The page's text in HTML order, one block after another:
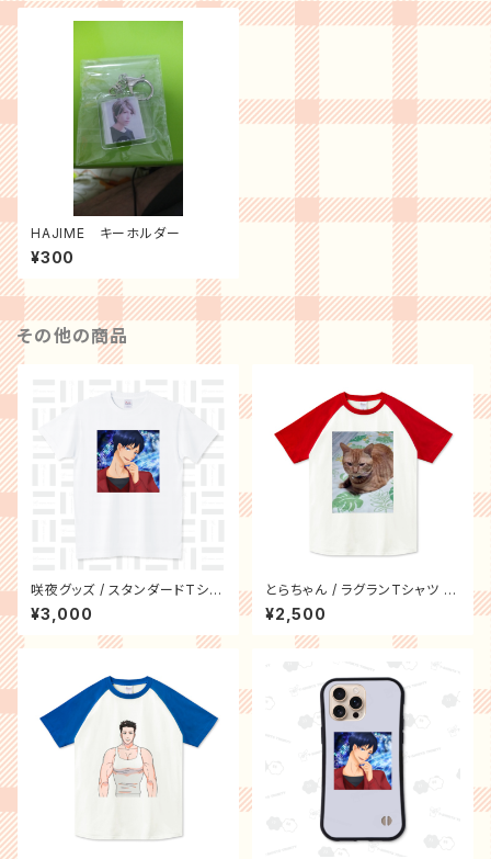
HAJIME キーホルダー
¥300
その他の商品
咲夜グッズ / スタンダードTシャ
ツ(5.6オンス)
¥3,000
とらちゃん / ラグランTシャツ (P
rintstar)
¥2,500